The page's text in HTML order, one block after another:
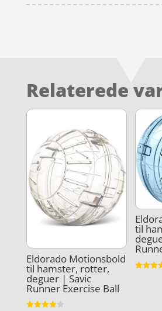
Relaterede
Eldorado Motionsbold
til hamster, rotter,
deguer | Savic
Runner Exercise Ball
til